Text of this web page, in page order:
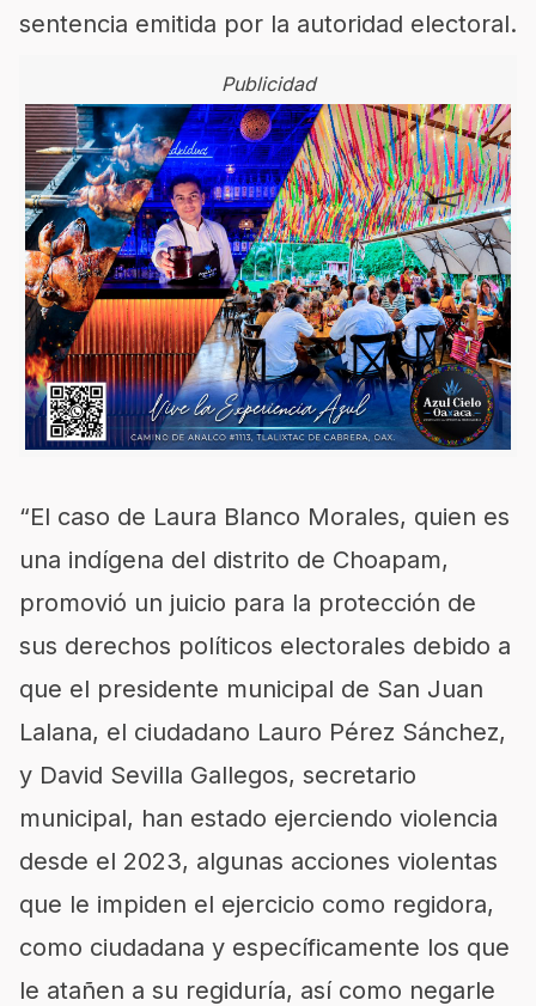
sentencia emitida por la autoridad electoral.
Publicidad
“El caso de Laura Blanco Morales, quien es
una indígena del distrito de Choapam,
promovió un juicio para la protección de
sus derechos políticos electorales debido a
que el presidente municipal de San Juan
Lalana, el ciudadano Lauro Pérez Sánchez,
y David Sevilla Gallegos, secretario
municipal, han estado ejerciendo violencia
desde el 2023, algunas acciones violentas
que le impiden el ejercicio como regidora,
como ciudadana y específicamente los que
le atañen a su regiduría, así como negarle